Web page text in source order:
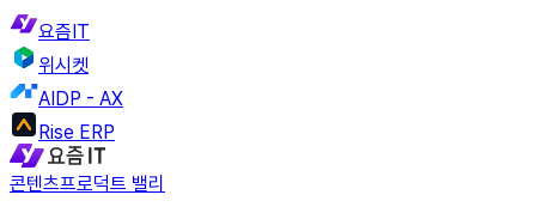
요즘IT
위시켓
AIDP - AX
Rise ERP
콘텐츠프로덕트 밸리